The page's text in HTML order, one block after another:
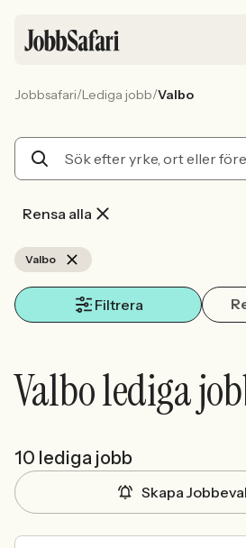
Arbetsliv och karriär
Sök med AI
Jobbsafari/Lediga jobb/Valbo
Rensa alla
Valbo
Filtrera
Valbo lediga
10 lediga jobb
Skapa